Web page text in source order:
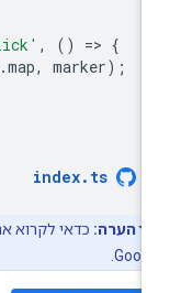
click' , () =
.map, marker
index. ts
הערה:כדאי לקרוא את